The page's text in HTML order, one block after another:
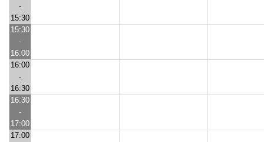
-
15:30
15:30
-
16:00
16:00
-
16:30
16:30
-
17:00
17:00